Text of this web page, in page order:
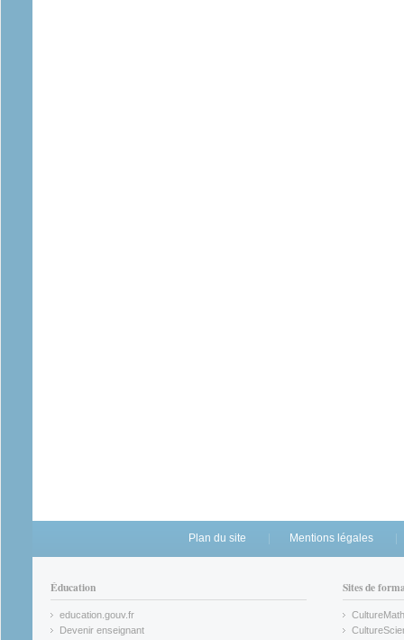
Plan du site Mentions légales
Éducation
education.gouv.fr
(link is external)
Devenir enseignant
Sites de
CultureMath
(link is